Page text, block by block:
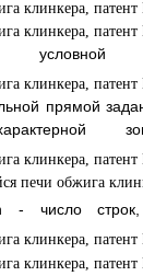
прямой
- число